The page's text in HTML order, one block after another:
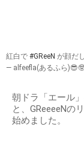
紅白で #GReeN が顔だ
— alfeefla(あるふら
朝ドラ「エール
と、GReeeeNの
始めました。